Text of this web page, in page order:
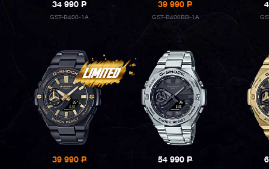
34 990P
GST-B400-1A
39 990P
GST-B400BB-1A
39 990P 54 990P